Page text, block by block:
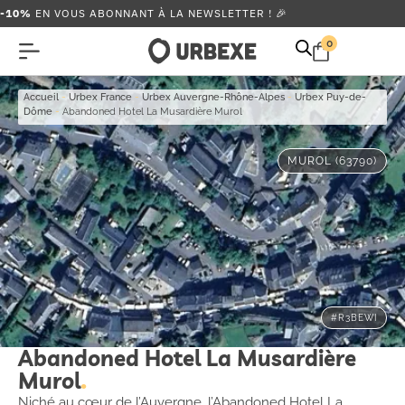
-10% EN VOUS ABONNANT À LA NEWSLETTER ! 🎉
0
Accueil- Urbex France -Urbex Auvergne-Rhône-Alpes - Urbex Puy-de-
Dôme - Abandoned Hotel La Musardière Murol
MUROL (63790)
#R3BEWI
Abandoned Hotel La Musardière
Murol